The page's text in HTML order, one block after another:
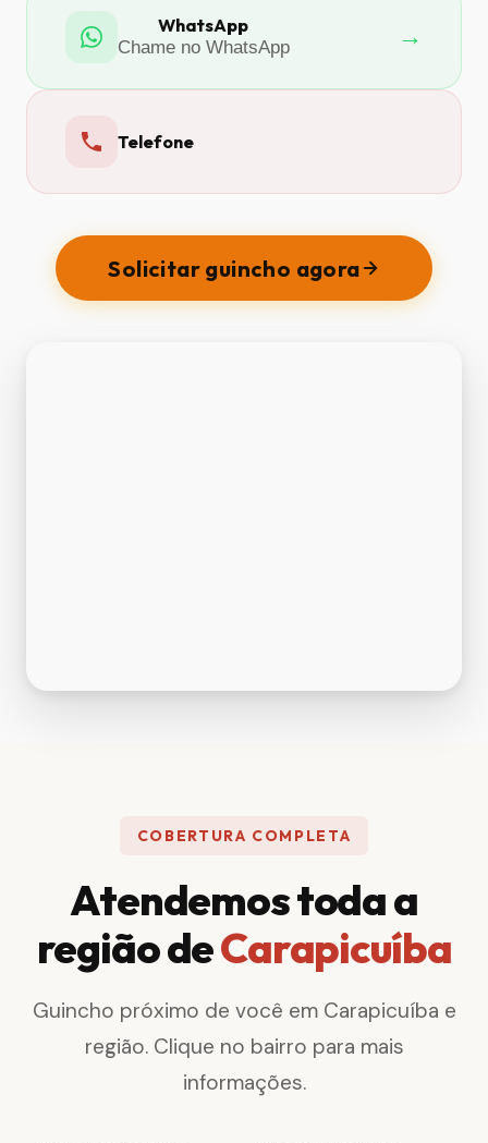
WhatsApp
Chame no WhatsApp
→
Telefone
Solicitar guincho agora
COBERTURA COMPLETA
Atendemos toda a
região deCarapicuíba
Guincho próximo de você em Carapicuíba e
região. Clique no bairro para mais
informações.